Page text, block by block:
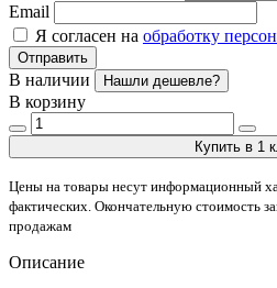
Email
Я согласен на обработку
Отправить
В наличии Нашли дешевле?
В корзину
Купить в 1
Цены на товары несут информационный
фактических. Окончательную стоимость
продажам
Описание